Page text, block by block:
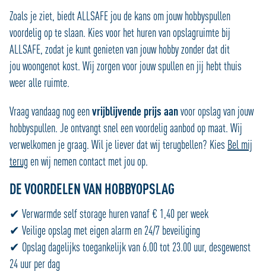
Zoals je ziet, biedt ALLSAFE jou de kans om jouw hobbyspullen
voordelig op te slaan. Kies voor het huren van opslagruimte bij
ALLSAFE, zodat je kunt genieten van jouw hobby zonder dat dit
jou woongenot kost. Wij zorgen voor jouw spullen en jij hebt thuis
weer alle ruimte.
Vraag vandaag nog eenvrijblijvende prijs aanvoor opslag van jouw
hobbyspullen. Je ontvangt snel een voordelig aanbod op maat. Wij
verwelkomen je graag. Wil je liever dat wij terugbellen? Kies Bel mij
terug en wij nemen contact met jou op.
DE VOORDELEN VAN HOBBYOPSLAG
✔ Verwarmde self storage huren vanaf € 1,40 per week
✔ Veilige opslag met eigen alarm en 24/7 beveiliging
✔ Opslag dagelijks toegankelijk van 6.00 tot 23.00 uur, desgewenst
24 uur per dag